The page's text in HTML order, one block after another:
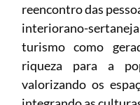
reencontro das
interiorano-
turismo como
riqueza para a
valorizando os